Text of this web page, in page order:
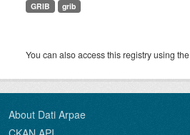
GRIB grib
You can also access this registry using the
About Dati Arpae